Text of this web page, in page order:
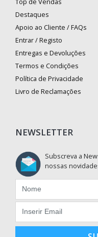
Destaques
Apoio ao Cliente / FAQs
Entrar / Registo
Entregas e Devoluções
Termos e Condições
Política de Privacidade
Livro de Reclamações
NEWSLETTER
Subscreva a
nossas